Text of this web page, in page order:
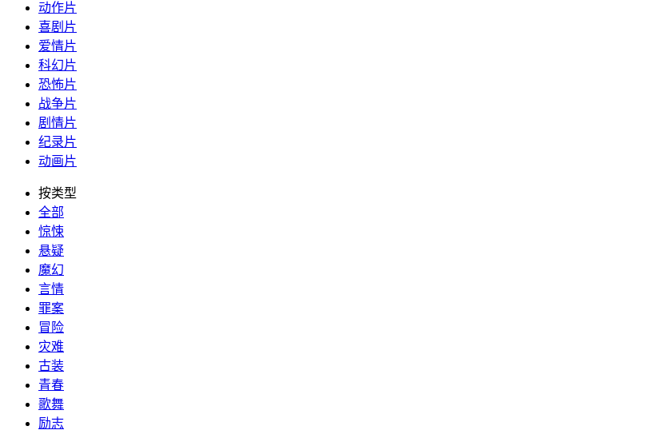
动作片
喜剧片
爱情片
科幻片
恐怖片
战争片
剧情片
纪录片
动画片
按类型
全部
惊悚
悬疑
魔幻
言情
罪案
冒险
灾难
古装
青春
歌舞
励志